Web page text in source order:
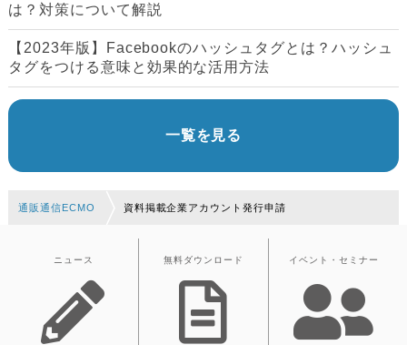
は？対策について解説
【2023年版】Facebookのハッシュタグとは？ハッシュ
タグをつける意味と効果的な活用方法
一覧を見る
通販通信ECMO 資料掲載企業アカウント発行申請
ニュース 無料ダウンロード イベント・セミナー